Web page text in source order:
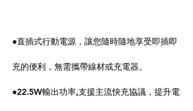
●直插式行動電源，讓您隨時隨地享受即插即
充的便利，無需攜帶線材或充電器。
●22.5W輸出功率,支援主流快充協議，提升電